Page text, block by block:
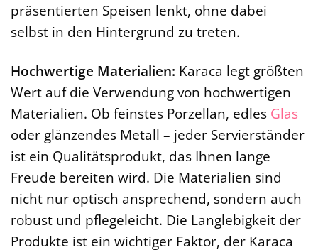
präsentierten Speisen lenkt, ohne dabei
selbst in den Hintergrund zu treten.
Hochwertige Materialien: Karaca legt größten
Wert auf die Verwendung von hochwertigen
Materialien. Ob feinstes Porzellan, edles Glas
oder glänzendes Metall – jeder Servierständer
ist ein Qualitätsprodukt, das Ihnen lange
Freude bereiten wird. Die Materialien sind
nicht nur optisch ansprechend, sondern auch
robust und pflegeleicht. Die Langlebigkeit der
Produkte ist ein wichtiger Faktor, der Karaca